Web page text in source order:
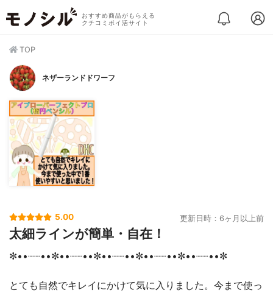
おすすめ商品がもらえる
クチコミポイ活サイト
TOP
ネザーランドドワーフ
5.00 更新日時：6ヶ月以上前
太細ラインが簡単・自在！
✼••┈┈••✼••┈┈••✼••┈┈••✼••┈┈••✼••┈┈••✼
とても自然でキレイにかけて気に入りました。今まで使っ